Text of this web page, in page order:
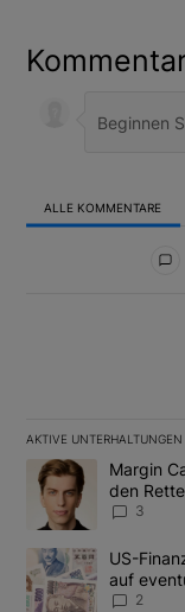
ALLE KOMMENTARE
AKTIVE UNTERHALTUNGEN
Das Folgende ist
Ein Trendartikel
Margin
den
3
Ein Trendartikel
US-
auf
2